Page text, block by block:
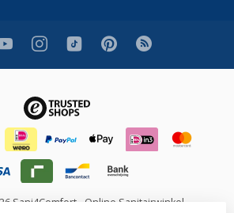
Sani4Comfort - Online Sanitairwinkel